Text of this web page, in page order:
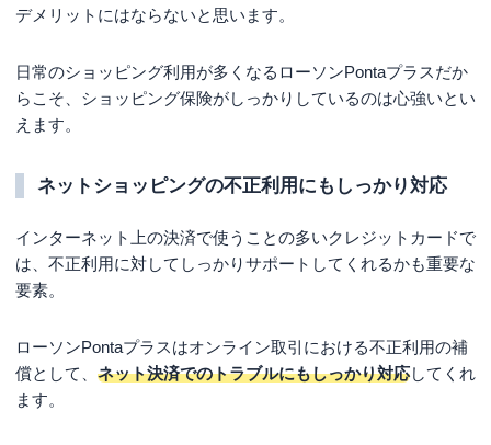
デメリットにはならないと思います。
日常のショッピング利用が多くなるローソンPontaプラスだか
らこそ、ショッピング保険がしっかりしているのは心強いとい
えます。
ネットショッピングの不正利用にもしっかり対応
インターネット上の決済で使うことの多いクレジットカードで
は、不正利用に対してしっかりサポートしてくれるかも重要な
要素。
ローソンPontaプラスはオンライン取引における不正利用の補
償として、 ネット決済でのトラブルにもしっかり対応してくれ
ます。